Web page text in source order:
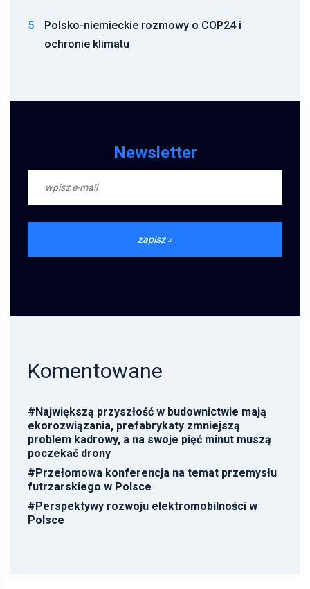
5
Polsko-niemieckie rozmowy o COP24 i
ochronie klimatu
Newsletter
Komentowane
#Największą przyszłość w budownictwie mają
ekorozwiązania, prefabrykaty zmniejszą
problem kadrowy, a na swoje pięć minut muszą
poczekać drony
#Przełomowa konferencja na temat przemysłu
futrzarskiego w Polsce
#Perspektywy rozwoju elektromobilności w
Polsce